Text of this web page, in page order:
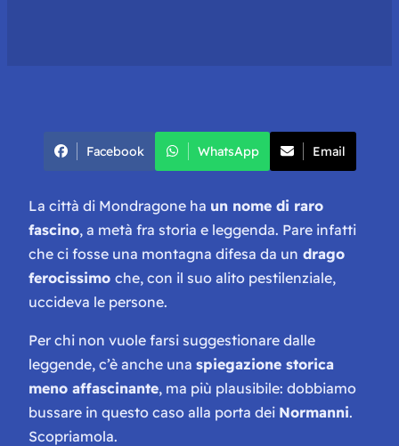
Facebook WhatsApp Email
La città di Mondragone ha un nome di raro
fascino, a metà fra storia e leggenda. Pare infatti
che ci fosse una montagna difesa da un drago
ferocissimo che, con il suo alito pestilenziale,
uccideva le persone.
Per chi non vuole farsi suggestionare dalle
leggende, c’è anche una spiegazione storica
meno affascinante, ma più plausibile: dobbiamo
bussare in questo caso alla porta dei Normanni.
Scopriamola.